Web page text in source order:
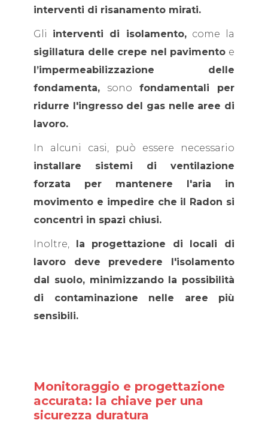
interventi di risanamento mirati.
Gli interventi di isolamento,come la
sigillatura delle crepe nel pavimento e
l’impermeabilizzazione delle
fondamenta, sono fondamentali per
ridurre l'ingresso del gas nelle aree di
lavoro.
In alcuni casi, può essere necessario
installare sistemi di ventilazione
forzata per mantenere l'aria in
movimento e impedire che il Radon si
concentri in spazi chiusi.
Inoltre, la progettazione di locali di
lavoro deve prevedere l'isolamento
dal suolo, minimizzando la possibilità
di contaminazione nelle aree più
sensibili.
Monitoraggio e progettazione
accurata: la chiave per una
sicurezza duratura